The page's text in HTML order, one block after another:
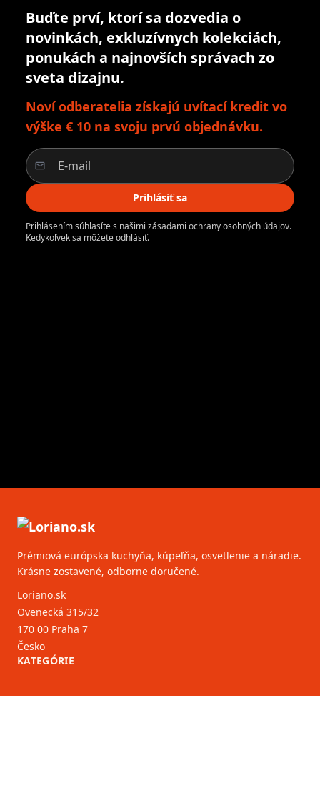
Buďte prví, ktorí sa dozvedia o
novinkách, exkluzívnych kolekciách,
ponukách a najnovších správach zo
sveta dizajnu.
Noví odberatelia získajú uvítací kredit vo
výške € 10 na svoju prvú objednávku.
Prihlásiť sa
Prihlásením súhlasíte s našimi zásadami ochrany osobných údajov.
Kedykoľvek sa môžete odhlásiť.
Prémiová európska kuchyňa, kúpeľňa, osvetlenie a náradie.
Krásne zostavené, odborne doručené.
Loriano.sk
Ovenecká 315/32
170 00 Praha 7
Česko
KATEGÓRIE